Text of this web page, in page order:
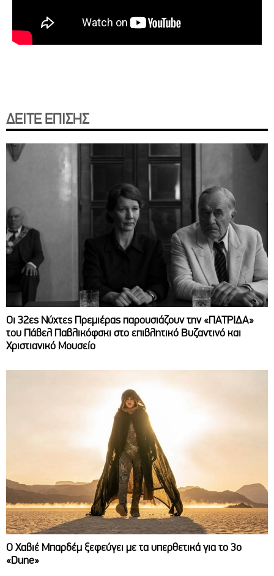
ΔΕΙΤΕ ΕΠΙΣΗΣ
Οι 32ες Νύχτες Πρεμιέρας παρουσιάζουν την «ΠΑΤΡΙΔΑ»
του Πάβελ Παβλικόφσκι στο επιβλητικό Βυζαντινό και
Χριστιανικό Μουσείο
O Χαβιέ Μπαρδέμ ξεφεύγει με τα υπερθετικά για το 3ο
«Dune»